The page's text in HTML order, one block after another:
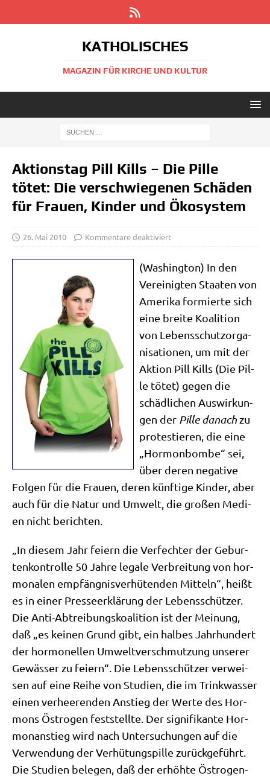
KATHOLISCHES
MAGAZIN FÜR KIRCHE UND KULTUR
Aktionstag Pill Kills – Die Pille
tötet: Die verschwiegenen Schäden
für Frauen, Kinder und Ökosystem
26. Mai 2010 Kommentare deaktiviert
(Washing­ton) In den
Ver­ei­nig­ten Staa­ten von
Ame­ri­ka for­mier­te sich
eine brei­te Koali­ti­on
von Lebens­schutz­or­ga­
ni­sa­tio­nen, um mit der
Akti­on Pill Kills (Die Pil­
le tötet) gegen die
schäd­li­chen Aus­wir­kun­
gen der Pil­le danachzu
pro­te­stie­ren, die eine
„Hor­mon­bom­be“ sei,
über deren nega­ti­ve
Fol­gen für die Frau­en, deren künf­ti­ge Kin­der, aber
auch für die Natur und Umwelt, die gro­ßen Medi­
en nicht berichten.
„In die­sem Jahr fei­ern die Ver­fech­ter der Gebur­
ten­kon­trol­le 50 Jah­re lega­le Ver­brei­tung von hor­
mo­n­a­len emp­fäng­nis­ver­hü­ten­den Mit­teln“, heißt
es in einer Pres­se­er­klä­rung der Lebens­schüt­zer.
Die Anti-Abtrei­bungs­ko­ali­ti­on ist der Mei­nung,
daß „es kei­nen Grund gibt, ein hal­bes Jahr­hun­dert
der hor­mo­nel­len Umwelt­ver­schmut­zung unse­rer
Gewäs­ser zu fei­ern“. Die Lebens­schüt­zer ver­wei­
sen auf eine Rei­he von Stu­di­en, die im Trink­was­ser
einen ver­hee­ren­den Anstieg der Wer­te des Hor­
mons Östro­gen fest­stell­te. Der signi­fi­kan­te Hor­
mon­anstieg wird nach Unter­su­chun­gen auf die
Ver­wen­dung der Ver­hü­tungs­pil­le zurück­ge­führt.
Die Stu­di­en bele­gen, daß der erhöh­te Östro­gen­